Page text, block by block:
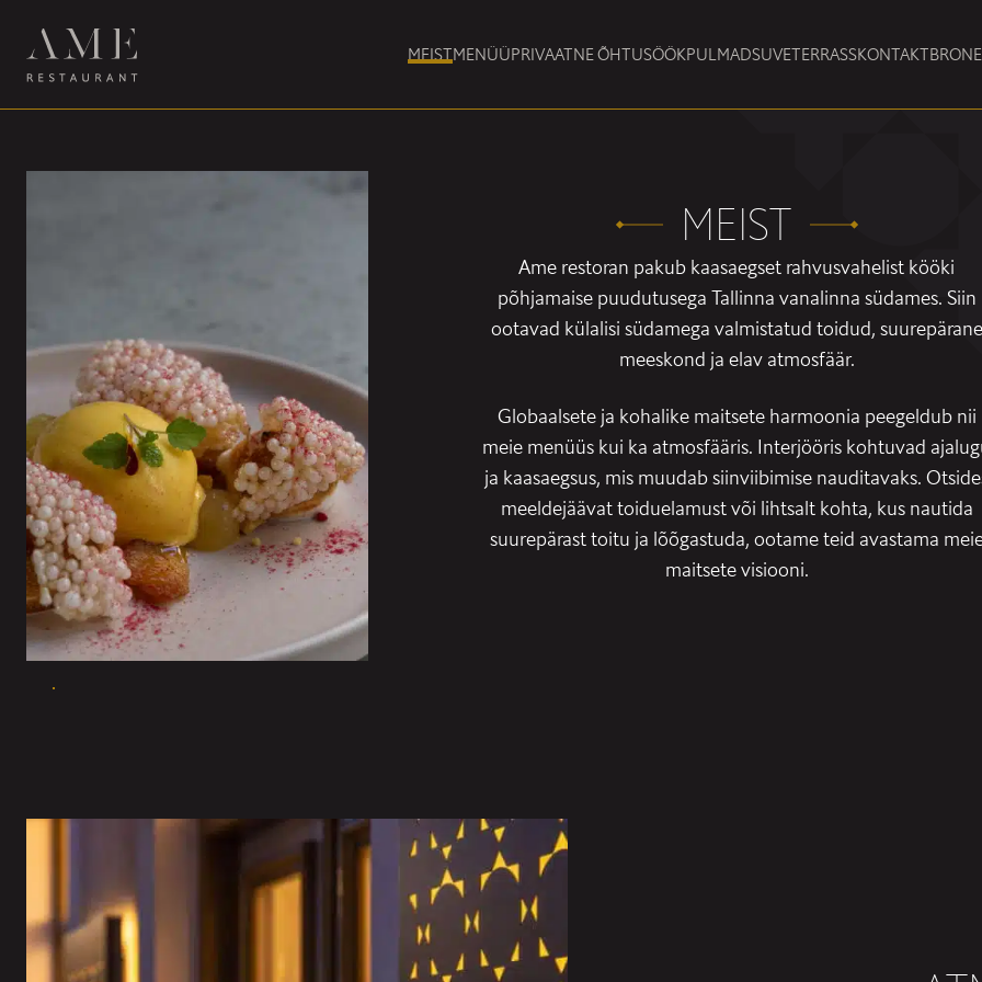
MEISTMENÜÜPRIVAATNE ÕHTUSÖÖKPULMADSUVETERRASSKONTAKT
MEIST
Ame restoran pakub kaasaegset rahvusvahelist kööki
põhjamaise puudutusega Tallinna vanalinna südames. Siin
ootavad külalisi südamega valmistatud toidud, suurepärane
meeskond ja elav atmosfäär.
Globaalsete ja kohalike maitsete harmoonia peegeldub nii
meie menüüs kui ka atmosfääris. Interjööris kohtuvad
ja kaasaegsus, mis muudab siinviibimise nauditavaks.
meeldejäävat toiduelamust või lihtsalt kohta, kus nautida
suurepärast toitu ja lõõgastuda, ootame teid avastama
maitsete visiooni.